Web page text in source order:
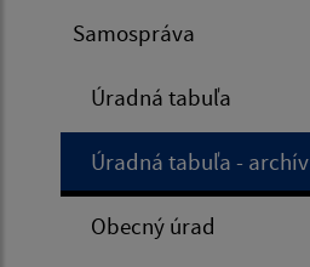
Samospráva
Úradná tabuľa
Úradná tabuľa - archív
Obecný úrad